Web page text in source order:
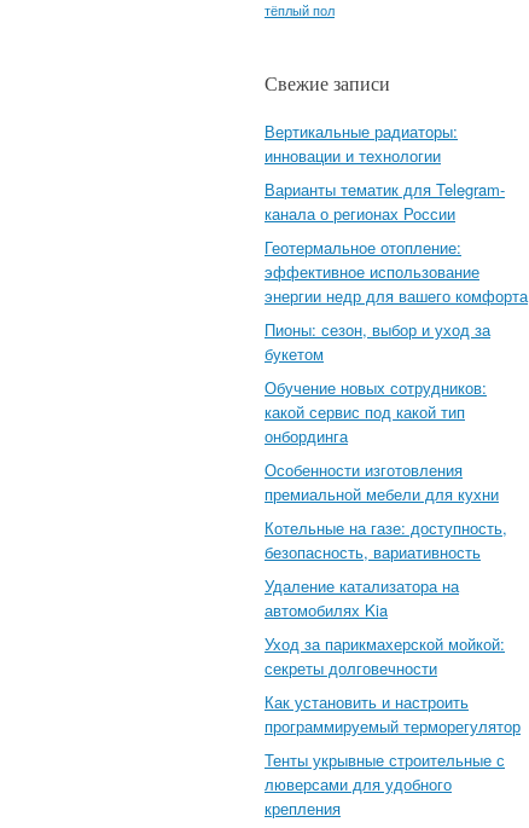
тёплый пол
Свежие записи
Вертикальные радиаторы:
инновации и технологии
Варианты тематик для Telegram-
канала о регионах России
Геотермальное отопление:
эффективное использование
энергии недр для вашего комфорта
Пионы: сезон, выбор и уход за
букетом
Обучение новых сотрудников:
какой сервис под какой тип
онбординга
Особенности изготовления
премиальной мебели для кухни
Котельные на газе: доступность,
безопасность, вариативность
Удаление катализатора на
автомобилях Kia
Уход за парикмахерской мойкой:
секреты долговечности
Как установить и настроить
программируемый терморегулятор
Тенты укрывные строительные с
люверсами для удобного
крепления